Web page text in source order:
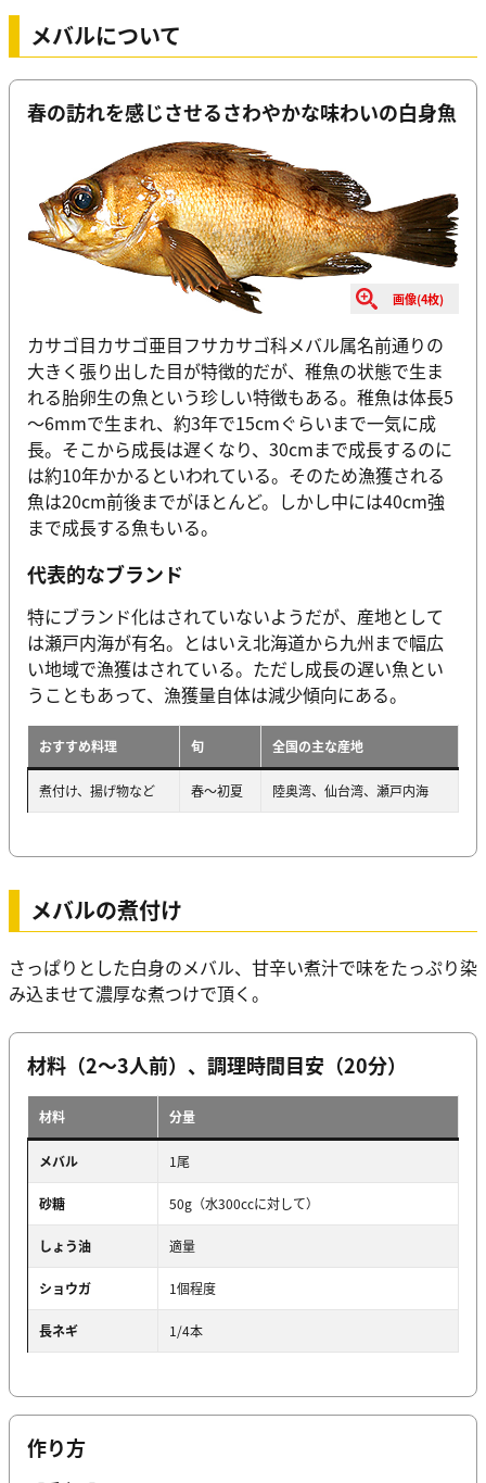
メバルについて
春の訪れを感じさせるさわやかな味わいの白身魚
画像(4枚)
カサゴ目カサゴ亜目フサカサゴ科メバル属名前通りの
大きく張り出した目が特徴的だが、稚魚の状態で生ま
れる胎卵生の魚という珍しい特徴もある。稚魚は体長5
～6mmで生まれ、約3年で15cmぐらいまで一気に成
長。そこから成長は遅くなり、30cmまで成長するのに
は約10年かかるといわれている。そのため漁獲される
魚は20cm前後までがほとんど。しかし中には40cm強
まで成長する魚もいる。
代表的なブランド
特にブランド化はされていないようだが、産地として
は瀬戸内海が有名。とはいえ北海道から九州まで幅広
い地域で漁獲はされている。ただし成長の遅い魚とい
うこともあって、漁獲量自体は減少傾向にある。
おすすめ料理 旬 全国の主な産地
煮付け、揚げ物など 春～初夏 陸奥湾、仙台湾、瀬戸内海
メバルの煮付け
さっぱりとした白身のメバル、甘辛い煮汁で味をたっぷり染
み込ませて濃厚な煮つけで頂く。
材料（2～3人前）、調理時間目安（20分）
材料 分量
メバル 1尾
砂糖 50g（水300ccに対して）
しょう油 適量
ショウガ 1個程度
長ネギ 1/4本
作り方